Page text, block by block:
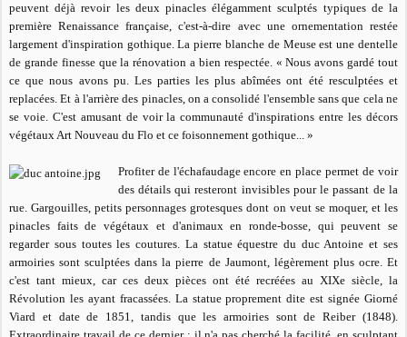
peuvent déjà revoir les deux pinacles élégamment sculptés typiques de la
première Renaissance française, c'est-à-dire avec une ornementation restée
largement d'inspiration gothique. La pierre blanche de Meuse est une dentelle
de grande finesse que la rénovation a bien respectée. « Nous avons gardé tout
ce que nous avons pu. Les parties les plus abîmées ont été resculptées et
replacées. Et à l'arrière des pinacles, on a consolidé l'ensemble sans que cela ne
se voie. C'est amusant de voir la communauté d'inspirations entre les décors
végétaux Art Nouveau du Floet ce foisonnement gothique... »
Profiter de l'échafaudage encore en place permet de voir
des détails qui resteront invisibles pour le passant de la
rue. Gargouilles, petits personnages grotesques dont on veut se moquer, et les
pinacles faits de végétaux et d'animaux en ronde-bosse, qui peuvent se
regarder sous toutes les coutures. La statue équestre du duc Antoine et ses
armoiries sont sculptées dans la pierre de Jaumont, légèrement plus ocre. Et
c'est tant mieux, car ces deux pièces ont été recréées au XIXe siècle, la
Révolution les ayant fracassées. La statue proprement dite est signée Giorné
Viard et date de 1851, tandis que les armoiries sont de Reiber (1848).